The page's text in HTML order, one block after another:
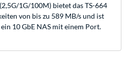
1G/100M) bietet das TS-664
von bis zu 589 MB/s und ist
10 GbE NAS mit einem Port.